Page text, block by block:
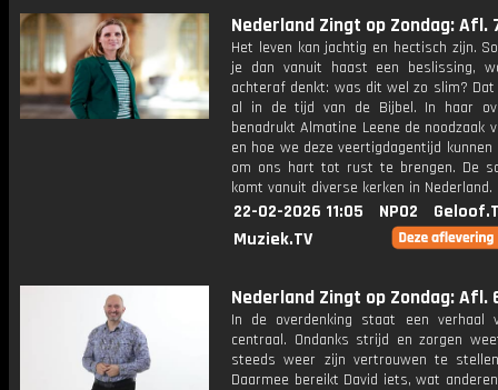
Nederland Zingt op Zondag: Afl.
Het leven kan jachtig en hectisch zijn.
je dan vanuit haast een beslissing,
achteraf denkt: was dit wel zo slim? Dat
al in de tijd van de Bijbel. In haar
benadrukt Almatine Leene de noodzaak
en hoe we deze veertigdagentijd kunnen
om ons hart tot rust te brengen. De
komt vanuit diverse kerken in Nederland.
22-02-2026 11:05 NPO2
Muziek.TV
Nederland Zingt op Zondag: Afl.
In de overdenking staat een verhaal
centraal. Ondanks strijd en zorgen
steeds weer zijn vertrouwen te
Daarmee bereikt David iets, wat